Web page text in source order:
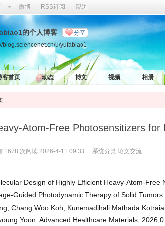
微博 RSS订阅 帮助
的个人博客 分享
blog.sciencenet.cn/u/yufabiao1
客首页 动态 博文 视频 相册
Atom-Free Photosensitizers for
1678 次阅读 2026-4-11 09:33 系统分类:论文交流
Design of Highly Efficient Heavy-Atom-
Guided Photodynamic Therapy of Solid
Chang Woo Koh, Kunemadihali Mathada
Yoon. Advanced Healthcare Materials,